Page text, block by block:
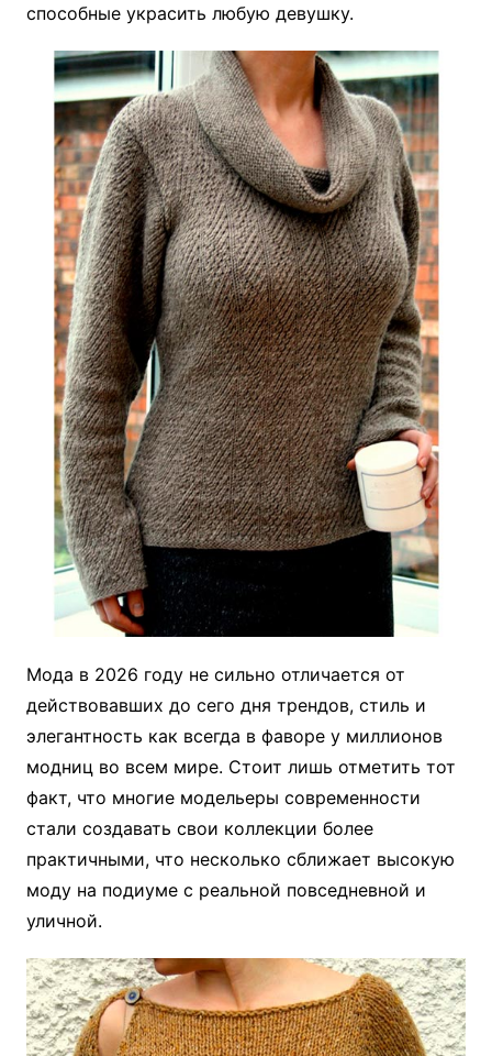
способные украсить любую девушку.
Мода в 2026 году не сильно отличается от
действовавших до сего дня трендов, стиль и
элегантность как всегда в фаворе у миллионов
модниц во всем мире. Стоит лишь отметить тот
факт, что многие модельеры современности
стали создавать свои коллекции более
практичными, что несколько сближает высокую
моду на подиуме с реальной повседневной и
уличной.